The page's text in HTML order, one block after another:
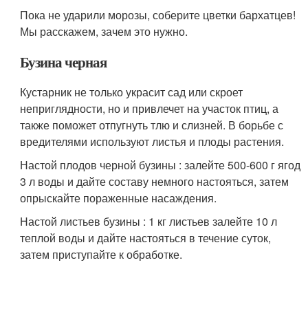
Пока не ударили морозы, соберите цветки бархатцев!
Мы расскажем, зачем это нужно.
Бузина черная
Кустарник не только украсит сад или скроет
неприглядности, но и привлечет на участок птиц, а
также поможет отпугнуть тлю и слизней. В борьбе с
вредителями используют листья и плоды растения.
Настой плодов черной бузины : залейте 500-600 г ягод
3 л воды и дайте составу немного настояться, затем
опрыскайте пораженные насаждения.
Настой листьев бузины : 1 кг листьев залейте 10 л
теплой воды и дайте настояться в течение суток,
затем приступайте к обработке.